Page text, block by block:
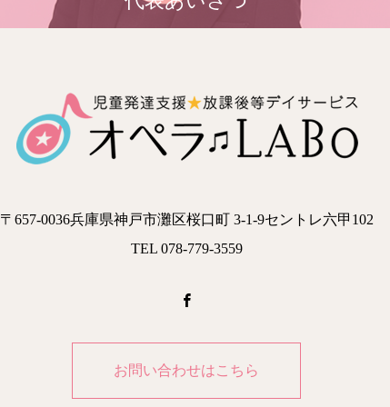
〒657-0036兵庫県神戸市灘区桜口町 3-1-9セントレ六甲102
TEL 078-779-3559
お問い合わせはこちら